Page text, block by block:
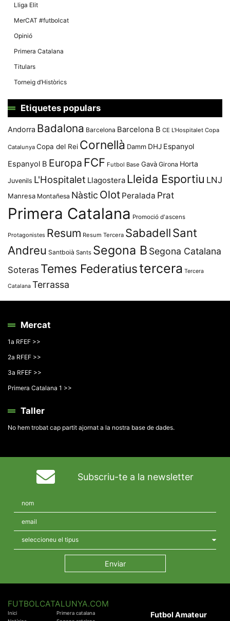
Lliga Elit
MerCAT #futbolcat
Opinió
Primera Catalana
Titulars
Torneig d’Històrics
Etiquetes populars
Andorra Badalona Barcelona Barcelona B CE L'Hospitalet Copa
Catalunya Copa del Rei Cornellà Damm DHJ Espanyol
Espanyol B Europa FCF Futbol Base Gavà Girona Horta
Juvenils L'Hospitalet Llagostera Lleida Esportiu LNJ
Manresa Montañesa Nàstic Olot Peralada Prat
Primera Catalana Promoció d'ascens
Protagonistes Resum Resum Tercera SabadellSant
Andreu Santboià Sants Segona B Segona Catalana
Soteras Temes Federatiustercera Tercera
Catalana Terrassa
Mercat
1a RFEF >>
2a RFEF >>
3a RFEF >>
Primera Catalana 1 >>
Taller
No hem trobat cap partit ajornat a la nostra base de dades.
Subscriu-te a la newsletter
FUTBOLCATALUNYA.COM
Inici
Primera catalana
Futbol Amateur